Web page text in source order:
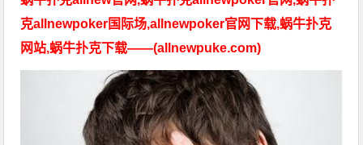
克allnewpoker国际场,allnewpoker官网下载,蜗牛扑克
网站,蜗牛扑克下载——(allnewpuke.com)